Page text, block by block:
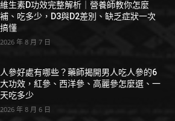
維生素D功效完整解析｜營養師教你怎麼
補、吃多少，D3與D2差別、缺乏症狀一次
搞懂
2026 年 8 月 7 日
人參好處有哪些？藥師揭開男人吃人參的6
大功效，紅參、西洋參、高麗參怎麼選、一
天吃多少
2026 年 8 月 6 日